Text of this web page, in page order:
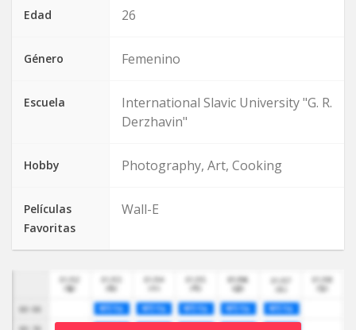
Edad 26
Género Femenino
Escuela
International Slavic University "G. R.
Derzhavin"
Hobby Photography, Art, Cooking
Películas
Favoritas
Wall-E